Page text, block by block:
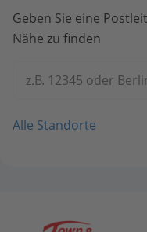
Geben Sie eine
Nähe zu finden
z.B. 12345 oder
Alle Standorte